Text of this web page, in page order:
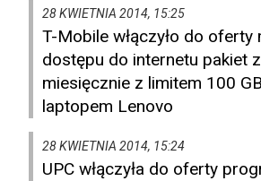
28 KWIETNIA 2014, 15:25
T-Mobile włączyło do oferty
dostępu do internetu pakiet
miesięcznie z limitem 100
laptopem Lenovo
28 KWIETNIA 2014, 15:24
UPC włączyła do oferty